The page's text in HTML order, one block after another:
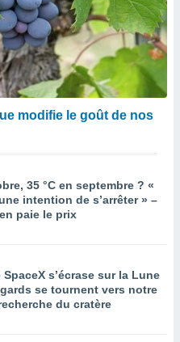
modifie le goût de nos
35 °C en septembre ? «
intention de s’arrêter » –
paie le prix
s’écrase sur la Lune
se tournent vers notre
du cratère